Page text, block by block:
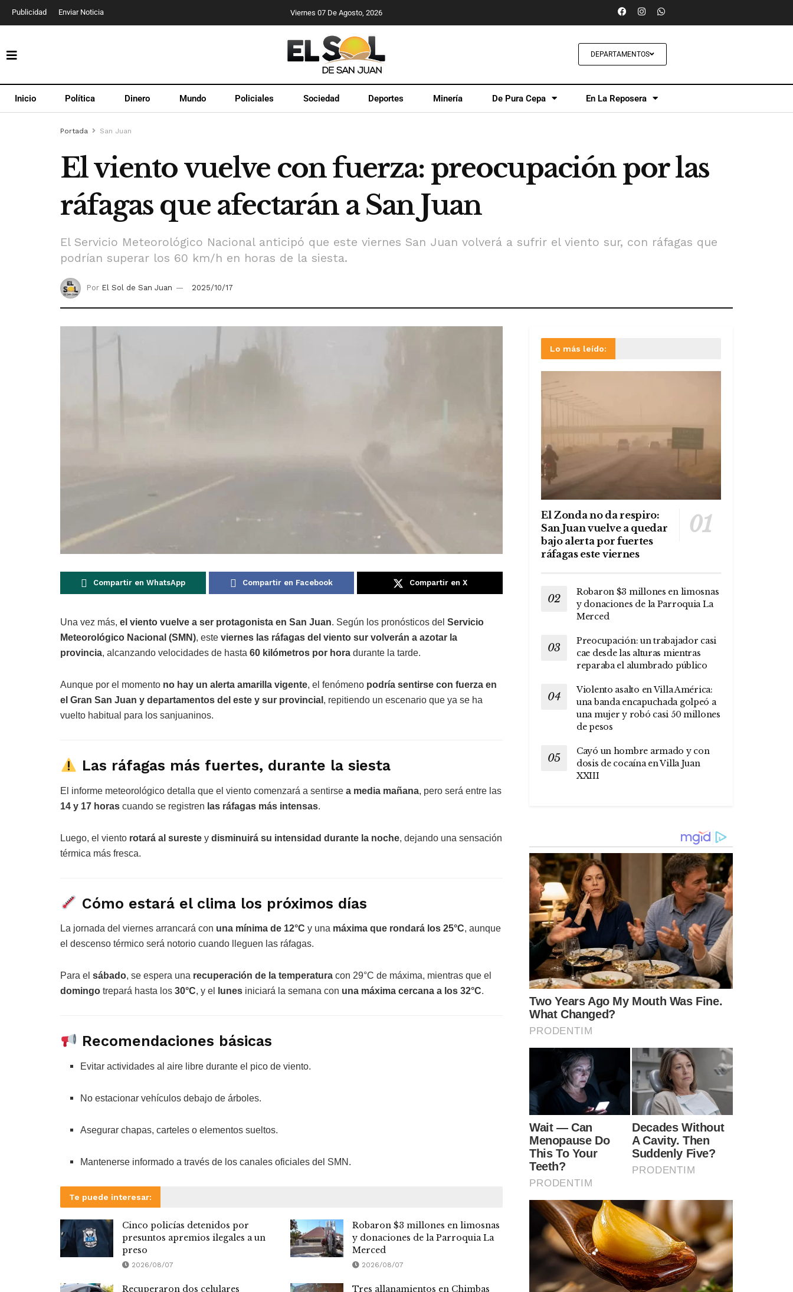
Publicidad Enviar Noticia Viernes 07 De Agosto, 2026
DEPARTAMENTOS
Inicio Política Dinero Mundo Policiales Sociedad Deportes Minería De Pura Cepa En La Reposera
Portada San Juan
El viento vuelve con fuerza: preocupación por las
ráfagas que afectarán a San Juan
El Servicio Meteorológico Nacional anticipó que este viernes San Juan volverá a sufrir el viento sur, con ráfagas que
podrían superar los 60 km/h en horas de la siesta.
Por El Sol de San Juan 2025/10/17
Compartir en WhatsApp Compartir en Facebook Compartir en X
Una vez más, el viento vuelve a ser protagonista en San Juan. Según los pronósticos del Servicio
Meteorológico Nacional (SMN), este viernes las ráfagas del viento sur volverán a azotar la
provincia, alcanzando velocidades de hasta 60 kilómetros por hora durante la tarde.
Aunque por el momento no hay un alerta amarilla vigente, el fenómeno podría sentirse con fuerza en
el Gran San Juan y departamentos del este y sur provincial , repitiendo un escenario que ya se ha
vuelto habitual para los sanjuaninos.
Las ráfagas más fuertes, durante la siesta
El informe meteorológico detalla que el viento comenzará a sentirse a media mañana, pero será entre las
14 y 17 horas cuando se registren las ráfagas más intensas.
Luego, el viento rotará al sureste y disminuirá su intensidad durante la noche, dejando una sensación
térmica más fresca.
Cómo estará el clima los próximos días
La jornada del viernes arrancará con una mínima de 12°C y una máxima que rondará los 25°C, aunque
el descenso térmico será notorio cuando lleguen las ráfagas.
Para el sábado, se espera una recuperación de la temperatura con 29°C de máxima, mientras que el
domingo trepará hasta los 30°C, y el lunes iniciará la semana con una máxima cercana a los 32°C.
Recomendaciones básicas
Evitar actividades al aire libre durante el pico de viento.
No estacionar vehículos debajo de árboles.
Asegurar chapas, carteles o elementos sueltos.
Mantenerse informado a través de los canales oficiales del SMN.
Te puede interesar:
Cinco policías detenidos por
presuntos apremios ilegales a un
preso
2026/08/07
Robaron $3 millones en limosnas
y donaciones de la Parroquia La
Merced
2026/08/07
Recuperaron dos celulares
Tres allanamientos en Chimbas
Lo más leído:
El Zonda no da respiro:
San Juan vuelve a quedar
bajo alerta por fuertes
ráfagas este viernes
Robaron $3 millones en limosnas
y donaciones de la Parroquia La
Merced
Preocupación: un trabajador casi
cae desde las alturas mientras
reparaba el alumbrado público
Violento asalto en Villa América:
una banda encapuchada golpeó a
una mujer y robó casi 50 millones
de pesos
Cayó un hombre armado y con
dosis de cocaína en Villa Juan
XXIII